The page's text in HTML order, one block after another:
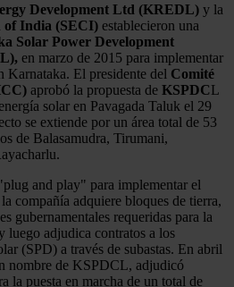
Development Ltd (KREDL) y la
of India (SECI) establecieron una
Solar Power Development
en marzo de 2015 para implementar
Karnataka. El presidente del Comité
aprobó la propuesta de KSPDCL
solar en Pavagada Taluk el 29
se extiende por un área total de 53
de Balasamudra, Tirumani,
and play" para implementar el
compañía adquiere bloques de tierra,
gubernamentales requeridas para la
luego adjudica contratos a los
(SPD) a través de subastas. En abril
nombre de KSPDCL, adjudicó
la puesta en marcha de un total de